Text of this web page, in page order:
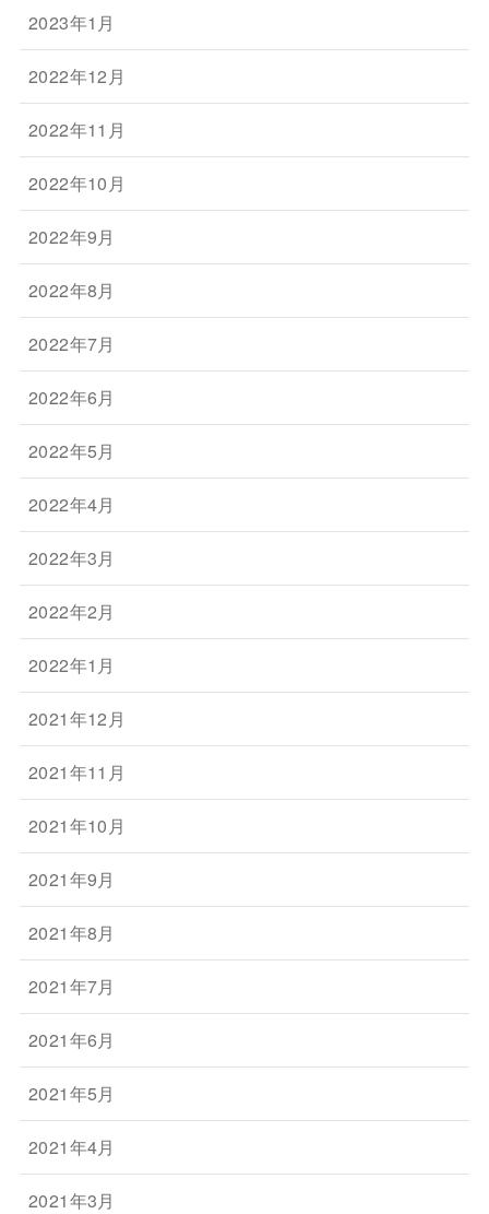
2023年1月
2022年12月
2022年11月
2022年10月
2022年9月
2022年8月
2022年7月
2022年6月
2022年5月
2022年4月
2022年3月
2022年2月
2022年1月
2021年12月
2021年11月
2021年10月
2021年9月
2021年8月
2021年7月
2021年6月
2021年5月
2021年4月
2021年3月